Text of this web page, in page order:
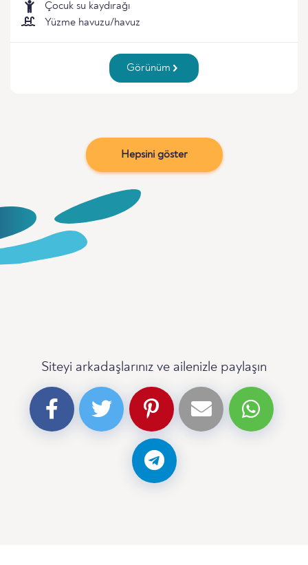
Çocuk su kaydırağı
Yüzme havuzu/havuz
Görünüm
Hepsini göster
Siteyi arkadaşlarınız ve ailenizle paylaşın